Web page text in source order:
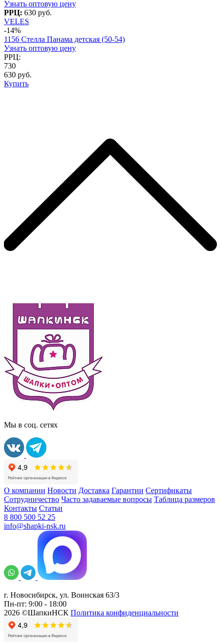
Узнать оптовую цену
РРЦ: 630 руб.
VELES
-14%
1156 Стелла Панама детская (50-54)
Узнать оптовую цену
РРЦ:
730
630 руб.
Купить
Мы в соц. сетях
О компании Новости Доставка Гарантии Сертификаты
Сотрудничество Часто задаваемые вопросы Таблица размеров
Контакты Статьи
8 800 500 52 25
info@shapki-nsk.ru
г. Новосибирск, ул. Воинская 63/3
Пн-пт: 9:00 - 18:00
2026 ©ШапкиНСК Политика конфиденциальности